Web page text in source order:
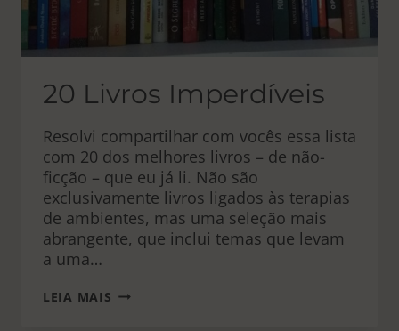
20 Livros Imperdíveis
Resolvi compartilhar com vocês essa lista
com 20 dos melhores livros – de não-
ficção – que eu já li. Não são
exclusivamente livros ligados às terapias
de ambientes, mas uma seleção mais
abrangente, que inclui temas que levam
a uma…
LEIA MAIS 20